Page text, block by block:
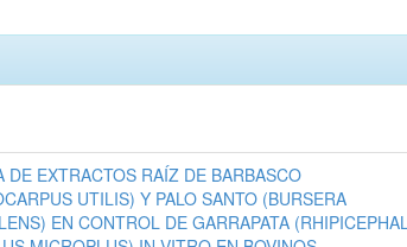
DE EXTRACTOS RAÍZ DE BARBASCO
UTILIS) Y PALO SANTO (BURSERA
EN CONTROL DE GARRAPATA